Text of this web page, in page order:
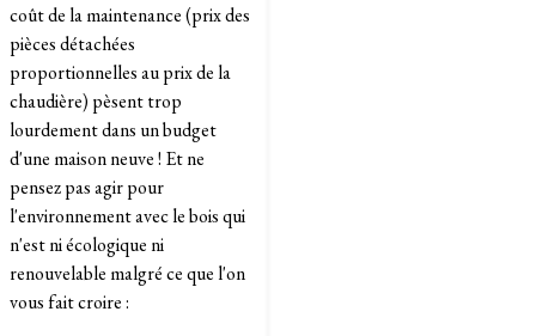
coût de la maintenance (prix des
pièces détachées
proportionnelles au prix de la
chaudière) pèsent trop
lourdement dans un budget
d'une maison neuve ! Et ne
pensez pas agir pour
l'environnement avec le bois qui
n'est ni écologique ni
renouvelable malgré ce que l'on
vous fait croire :